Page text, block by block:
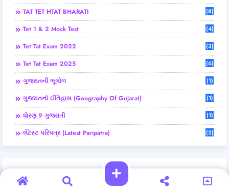
TAT TET HTAT BHARATI (8)
Tet 1 & 2 Mock Test (4)
Tet Tat Exam 2022 (3)
Tet Tat Exam 2025 (6)
ગુજરાતની ભૂગોળ (1)
ગુજરાતનો ઈતિહાસ (Geography Of Gujarat) (1)
ધોરણ 9 ગુજરાતી (1)
લેટેસ્ટ પરિપત્ર (Latest Paripatra) (2)
Home
About